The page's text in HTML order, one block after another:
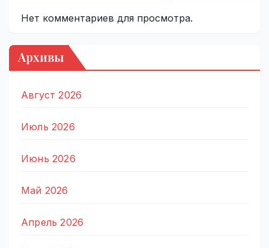
Нет комментариев для просмотра.
Архивы
Август 2026
Июль 2026
Июнь 2026
Май 2026
Апрель 2026